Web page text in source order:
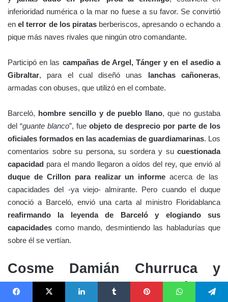
inferioridad numérica o la mar no fuese a su favor. Se convirtió
en el terror de los piratas berberiscos, apresando o echando a
pique más naves rivales que ningún otro comandante.
Participó en las campañas de Argel, Tánger y en el asedio a
Gibraltar, para el cual diseñó unas lanchas cañoneras,
armadas con obuses, que utilizó en el combate.
Barceló, hombre sencillo y de pueblo llano, que no gustaba
del “guante blanco”, fue objeto de desprecio por parte de los
oficiales formados en las academias de guardiamarinas. Los
comentarios sobre su persona, su sordera y su cuestionada
capacidad para el mando llegaron a oídos del rey, que envió al
duque de Crillon para realizar un informe acerca de las
capacidades del -ya viejo- almirante. Pero cuando el duque
conoció a Barceló, envió una carta al ministro Floridablanca
reafirmando la leyenda de Barceló y elogiando sus
capacidades como mando, desmintiendo las habladurías que
sobre él se vertían.
Cosme Damián Churruca y
Elorza (Motrico, Guipúzcoa